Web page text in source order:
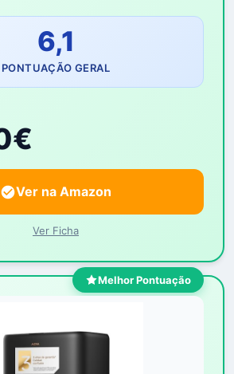
6,1
PONTUAÇÃO GERAL
Ver na Amazon
Ver Ficha
Melhor Pontuação